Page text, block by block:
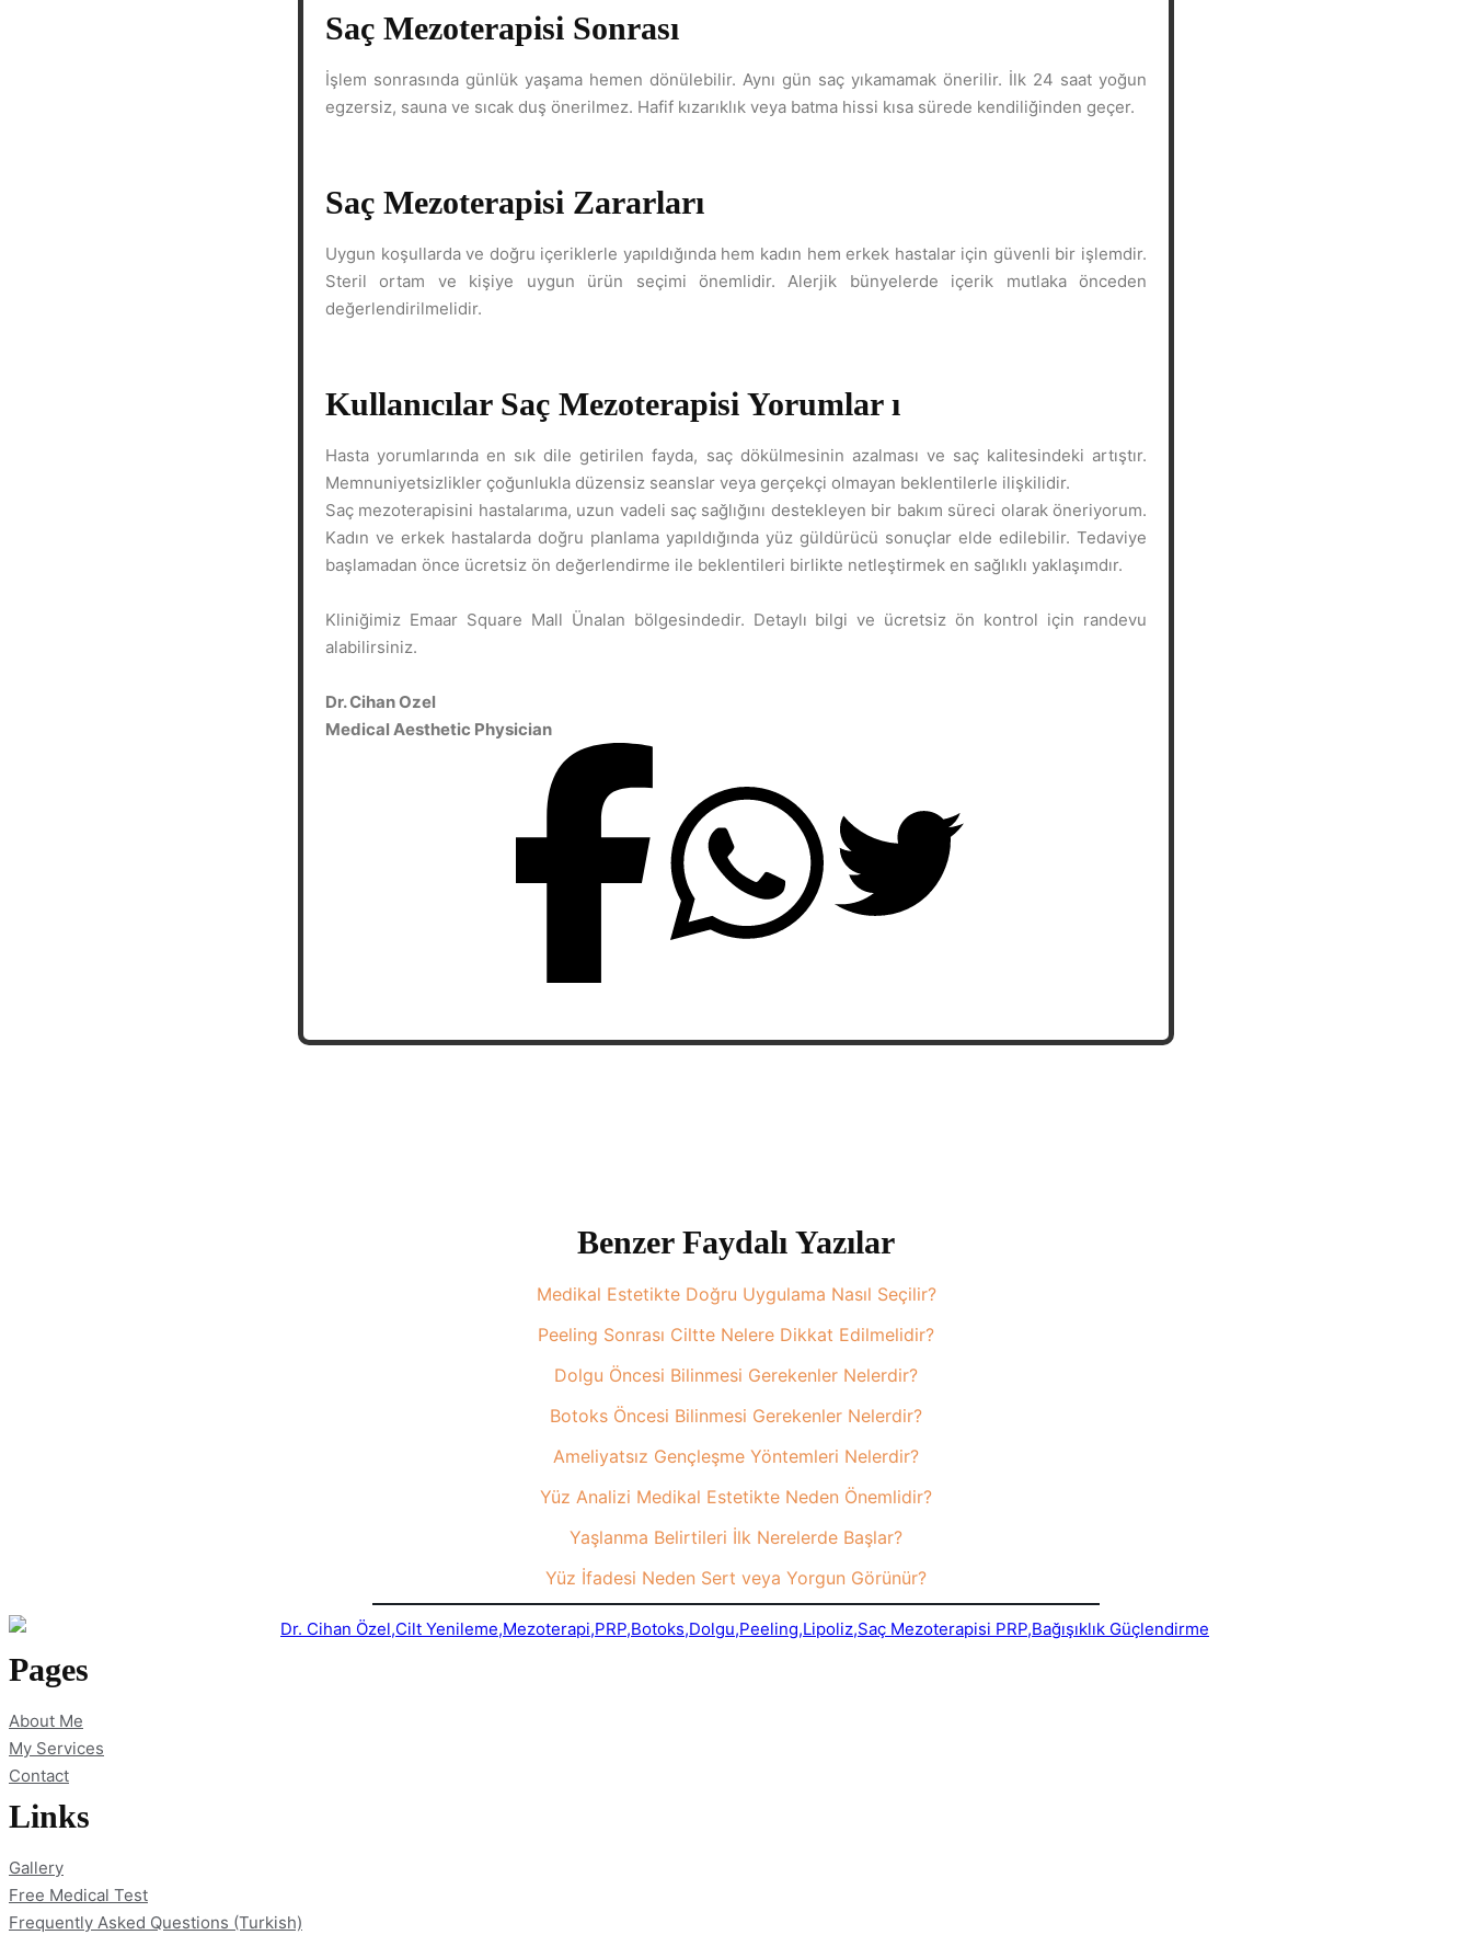
Saç Mezoterapisi Sonrası
İşlem sonrasında günlük yaşama hemen dönülebilir. Aynı gün saç yıkamamak önerilir. İlk 24 saat yoğun
egzersiz, sauna ve sıcak duş önerilmez. Hafif kızarıklık veya batma hissi kısa sürede kendiliğinden geçer.
Saç Mezoterapisi Zararları
Uygun koşullarda ve doğru içeriklerle yapıldığında hem kadın hem erkek hastalar için güvenli bir işlemdir.
Steril ortam ve kişiye uygun ürün seçimi önemlidir. Alerjik bünyelerde içerik mutlaka önceden
değerlendirilmelidir.
Kullanıcılar Saç Mezoterapisi Yorumlar ı
Hasta yorumlarında en sık dile getirilen fayda, saç dökülmesinin azalması ve saç kalitesindeki artıştır.
Memnuniyetsizlikler çoğunlukla düzensiz seanslar veya gerçekçi olmayan beklentilerle ilişkilidir.
Saç mezoterapisini hastalarıma, uzun vadeli saç sağlığını destekleyen bir bakım süreci olarak öneriyorum.
Kadın ve erkek hastalarda doğru planlama yapıldığında yüz güldürücü sonuçlar elde edilebilir. Tedaviye
başlamadan önce ücretsiz ön değerlendirme ile beklentileri birlikte netleştirmek en sağlıklı yaklaşımdır.
Kliniğimiz Emaar Square Mall Ünalan bölgesindedir. Detaylı bilgi ve ücretsiz ön kontrol için randevu
alabilirsiniz.
Dr. Cihan Ozel
Medical Aesthetic Physician
Benzer Faydalı Yazılar
Medikal Estetikte Doğru Uygulama Nasıl Seçilir?
Peeling Sonrası Ciltte Nelere Dikkat Edilmelidir?
Dolgu Öncesi Bilinmesi Gerekenler Nelerdir?
Botoks Öncesi Bilinmesi Gerekenler Nelerdir?
Ameliyatsız Gençleşme Yöntemleri Nelerdir?
Yüz Analizi Medikal Estetikte Neden Önemlidir?
Yaşlanma Belirtileri İlk Nerelerde Başlar?
Yüz İfadesi Neden Sert veya Yorgun Görünür?
Pages
About Me
My Services
Contact
Links
Gallery
Free Medical Test
Frequently Asked Questions (Turkish)